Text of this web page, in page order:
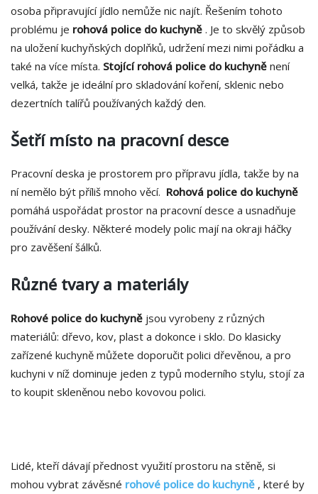
osoba připravující jídlo nemůže nic najít. Řešením tohoto
problému je rohová police do kuchyně . Je to skvělý způsob
na uložení kuchyňských doplňků, udržení mezi nimi pořádku a
také na více místa. Stojící rohová police do kuchyně není
velká, takže je ideální pro skladování koření, sklenic nebo
dezertních talířů používaných každý den.
Šetří místo na pracovní desce
Pracovní deska je prostorem pro přípravu jídla, takže by na
ní nemělo být příliš mnoho věcí. Rohová police do kuchyně
pomáhá uspořádat prostor na pracovní desce a usnadňuje
používání desky. Některé modely polic mají na okraji háčky
pro zavěšení šálků.
Různé tvary a materiály
Rohové police do kuchyně jsou vyrobeny z různých
materiálů: dřevo, kov, plast a dokonce i sklo. Do klasicky
zařízené kuchyně můžete doporučit polici dřevěnou, a pro
kuchyni v níž dominuje jeden z typů moderního stylu, stojí za
to koupit skleněnou nebo kovovou polici.
Lidé, kteří dávají přednost využití prostoru na stěně, si
mohou vybrat závěsné rohové police do kuchyně , které by